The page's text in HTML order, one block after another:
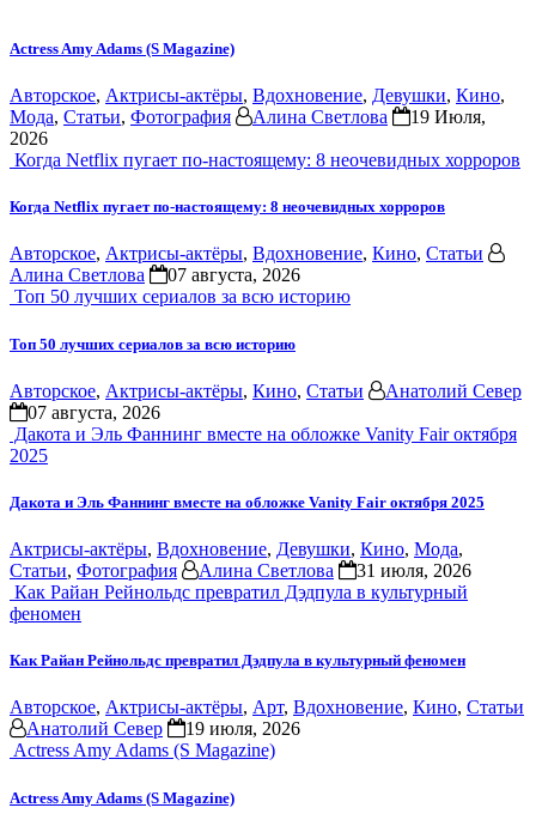
Actress Amy Adams (S Magazine)
Авторское, Актрисы-актёры, Вдохновение, Девушки, Кино,
Мода, Статьи, Фотография Алина Светлова
19 Июля,
2026
Когда Netflix пугает по-настоящему: 8 неочевидных хорроров
Когда Netflix пугает по-настоящему: 8 неочевидных хорроров
Авторское, Актрисы-актёры, Вдохновение, Кино, Статьи
Алина Светлова
07 августа, 2026
Топ 50 лучших сериалов за всю историю
Топ 50 лучших сериалов за всю историю
Авторское, Актрисы-актёры, Кино, Статьи
Анатолий Север
07 августа, 2026
Дакота и Эль Фаннинг вместе на обложке Vanity Fair октября
2025
Дакота и Эль Фаннинг вместе на обложке Vanity Fair октября 2025
Актрисы-актёры, Вдохновение, Девушки, Кино, Мода,
Статьи, Фотография Алина Светлова
31 июля, 2026
Как Райан Рейнольдс превратил Дэдпула в культурный
феномен
Как Райан Рейнольдс превратил Дэдпула в культурный феномен
Авторское, Актрисы-актёры, Арт, Вдохновение, Кино, Статьи
Анатолий Север
19 июля, 2026
Actress Amy Adams (S Magazine)
Actress Amy Adams (S Magazine)